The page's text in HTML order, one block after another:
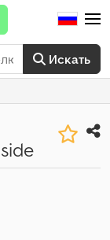
Искать